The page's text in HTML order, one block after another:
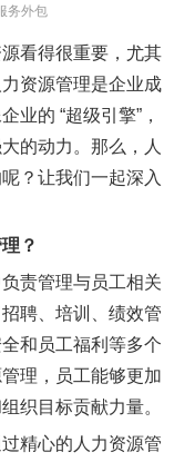
务外包
看得很重要，尤其
资源管理是企业成
业的 “超级引擎”，
的动力。那么，人
？让我们一起深入
？
责管理与员工相关
聘、培训、绩效管
和员工福利等多个
理，员工能够更加
织目标贡献力量。
精心的人力资源管